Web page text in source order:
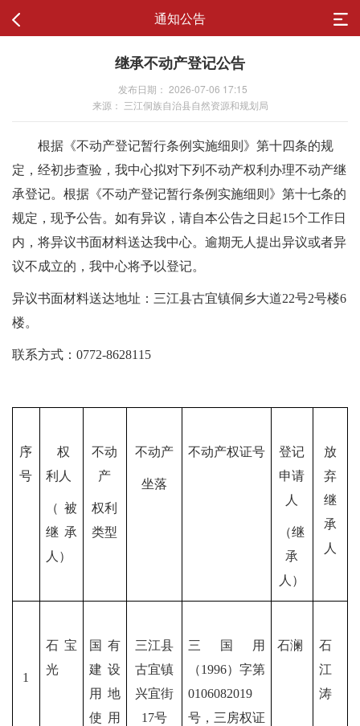
通知公告
继承不动产登记公告
发布日期： 2026-07-06 17:15
来源： 三江侗族自治县自然资源和规划局
根据《不动产登记暂行条例实施细则》第十四条的规
定，经初步查验，我中心拟对下列不动产权利办理不动产继
承登记。根据《不动产登记暂行条例实施细则》第十七条的
规定，现予公告。如有异议，请自本公告之日起15个工作日
内，将异议书面材料送达我中心。逾期无人提出异议或者异
议不成立的，我中心将予以登记。
异议书面材料送达地址：三江县古宜镇侗乡大道22号2号楼6
楼。
联系方式：0772-8628115
序
号
权
利人
（被
继承
人）
不动
产
权利
类型
不动产
坐落
不动产权证号
登记
申请
人
（继
承
人）
放
弃
继
承
人
1
石宝
光
国有
建设
用地
使用
三江县
古宜镇
兴宜街
17号
三国用
（1996）字第
0106082019
号，三房权证
石澜
石
江
涛